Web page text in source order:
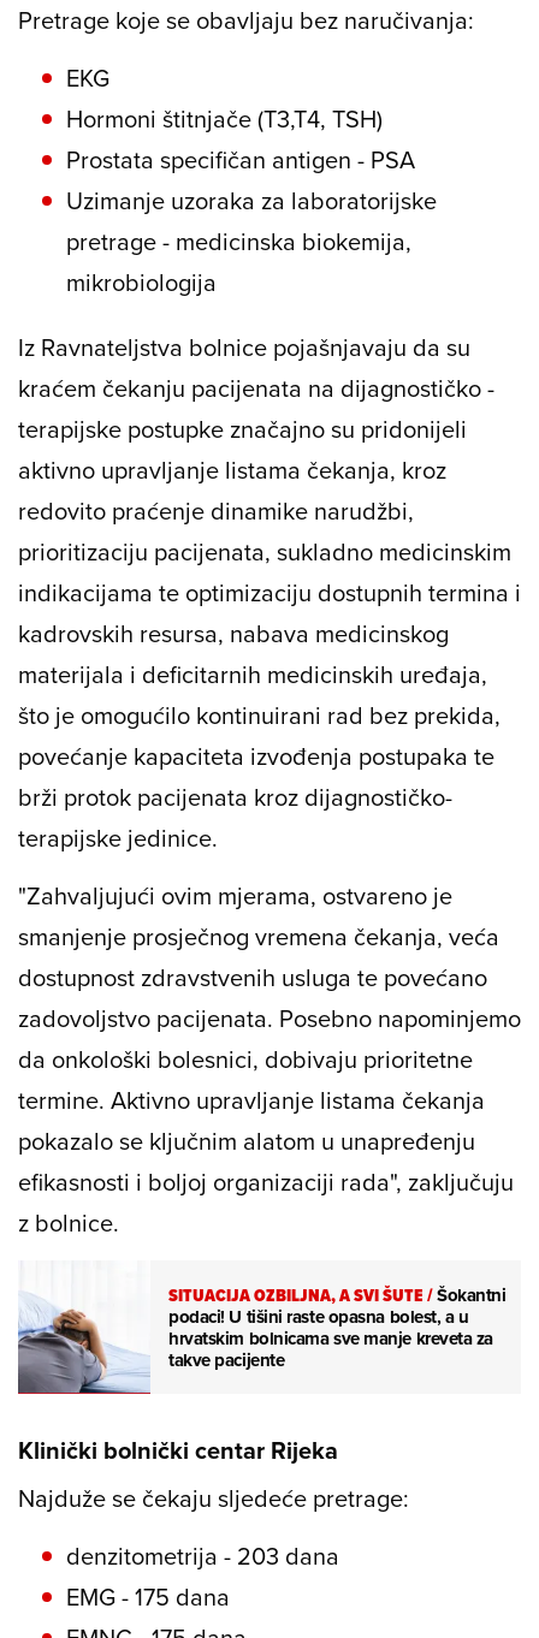
Pretrage koje se obavljaju bez naručivanja:
EKG
Hormoni štitnjače (T3,T4, TSH)
Prostata specifičan antigen - PSA
Uzimanje uzoraka za laboratorijske
pretrage - medicinska biokemija,
mikrobiologija
Iz Ravnateljstva bolnice pojašnjavaju da su
kraćem čekanju pacijenata na dijagnostičko -
terapijske postupke značajno su pridonijeli
aktivno upravljanje listama čekanja, kroz
redovito praćenje dinamike narudžbi,
prioritizaciju pacijenata, sukladno medicinskim
indikacijama te optimizaciju dostupnih termina i
kadrovskih resursa, nabava medicinskog
materijala i deficitarnih medicinskih uređaja,
što je omogućilo kontinuirani rad bez prekida,
povećanje kapaciteta izvođenja postupaka te
brži protok pacijenata kroz dijagnostičko-
terapijske jedinice.
"Zahvaljujući ovim mjerama, ostvareno je
smanjenje prosječnog vremena čekanja, veća
dostupnost zdravstvenih usluga te povećano
zadovoljstvo pacijenata. Posebno napominjemo
da onkološki bolesnici, dobivaju prioritetne
termine. Aktivno upravljanje listama čekanja
pokazalo se ključnim alatom u unapređenju
efikasnosti i boljoj organizaciji rada", zaključuju
z bolnice.
SITUACIJA OZBILJNA, A SVI ŠUTE/Šokantni
podaci! U tišini raste opasna bolest, a u
hrvatskim bolnicama sve manje kreveta za
takve pacijente
Klinički bolnički centar Rijeka
Najduže se čekaju sljedeće pretrage:
denzitometrija - 203 dana
EMG - 175 dana